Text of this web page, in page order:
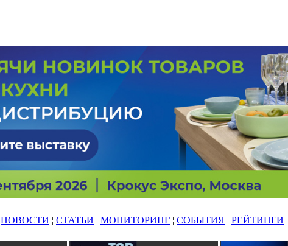
НОВОСТИ ¦ СТАТЬИ ¦ МОНИТОРИНГ ¦ СОБЫТИЯ ¦ РЕЙТИНГИ ¦